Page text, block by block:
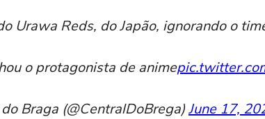
Urawa Reds, do Japão, ignorando o
o protagonista de anime
Braga (@CentralDoBrega)June 17,